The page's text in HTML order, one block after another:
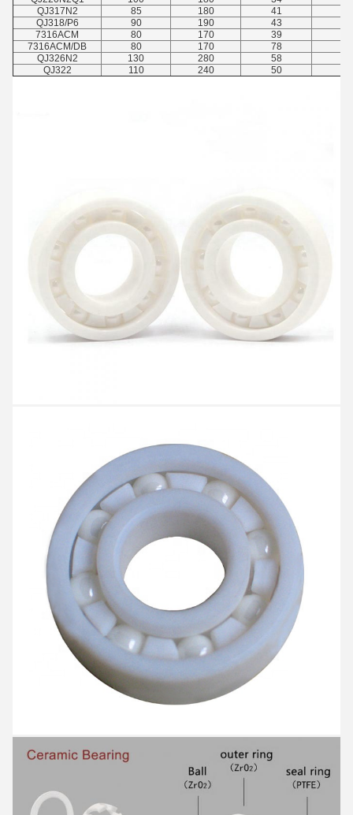
QJ317N2
85 180 41
QJ318/P6
90 190 43
7316ACM
80 170 39
7316ACM/DB
80 170 78
QJ326N2
130 280 58
QJ322
110 240 50